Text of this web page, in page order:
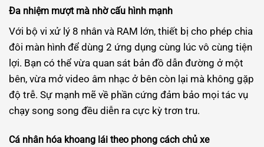
Đa nhiệm mượt mà nhờ cấu hình mạnh
Với bộ vi xử lý 8 nhân và RAM lớn, thiết bị cho phép chia
đôi màn hình để dùng 2 ứng dụng cùng lúc vô cùng tiện
lợi. Bạn có thể vừa quan sát bản đồ dẫn đường ở một
bên, vừa mở video âm nhạc ở bên còn lại mà không gặp
độ trễ. Sự mạnh mẽ về phần cứng đảm bảo mọi tác vụ
chạy song song đều diễn ra cực kỳ trơn tru.
Cá nhân hóa khoang lái theo phong cách chủ xe